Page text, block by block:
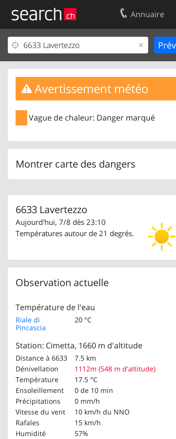
Annuaire
Avertissement météo
Vague de chaleur: Danger marqué
Montrer carte des dangers
6633 Lavertezzo
Aujourd'hui, 7/8 dès 23:10
Températures autour de 21 degrés.
Observation actuelle
Température de l'eau
Riale di
Pincascia
20 °C
Station: Cimetta, 1660 m d'altitude
Distance à 6633
7.5 km
Dénivellation
1112m (548 m d'altitude)
Température
17.5 °C
Ensoleillement
0 de 10 min
Précipitations
0 mm/h
Vitesse du vent
10 km/h du NNO
Rafales
15 km/h
Humidité
57%
Votre inscription
Centre clients
Mentions Légales